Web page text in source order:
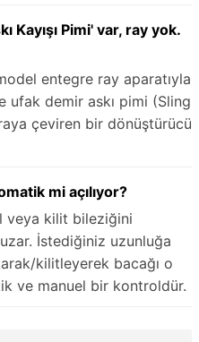
Kayışı Pimi' var, ray yok.
entegre ray aparatıyla
ufak demir askı pimi (Sling
çeviren bir dönüştürücü
mi açılıyor?
veya kilit bileziğini
İstediğiniz uzunluğa
kilitleyerek bacağı o
ve manuel bir kontroldür.